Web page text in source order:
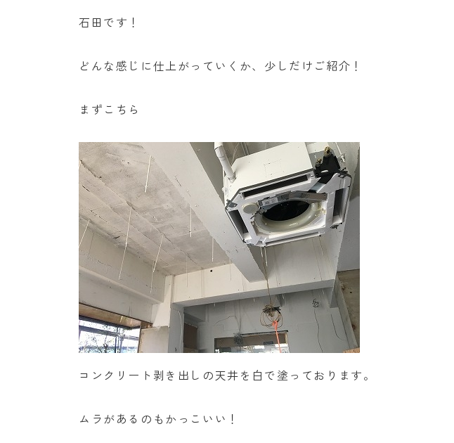
石田です！
どんな感じに仕上がっていくか、少しだけご紹介！
まずこちら
コンクリート剥き出しの天井を白で塗っております。
ムラがあるのもかっこいい！